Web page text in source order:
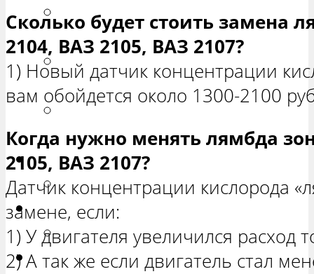
РЕМОНТ ВАЗ 21213 «НИВА
ТРЕХ-ДВЕРНАЯ»
ВАЗ 21214 «НИВА ТРЕХ-
ДВЕРНАЯ»
РЕМОНТ ВАЗ 2131 «НИВА
ЧЕТЫРЕХ-ДВЕРНАЯ»
Гранта
РЕМОНТ ВАЗ 2190 «ГРАНТА»
Ока
РЕМОНТ ВАЗ 1111 «ОКА»
Ларгус
Сколько будет стоить замена
2104, ВАЗ 2105, ВАЗ 2107?
1) Новый датчик концентрации
вам обойдется около 1300-2100
Когда нужно менять лямбда
2105, ВАЗ 2107?
Датчик концентрации кислорода
замене, если:
1) У двигателя увеличился расход
2) А так же если двигатель стал